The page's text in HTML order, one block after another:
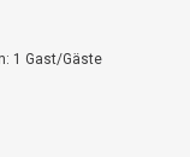
1 Gast/Gäste